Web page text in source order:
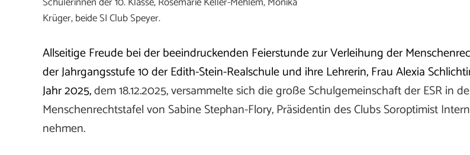
Krüger, beide SI Club Speyer.
Allseitige Freude bei der beeindruckenden Feierstunde zur Verleihung der
der Jahrgangsstufe 10 der Edith-Stein-Realschule und ihre Lehrerin, Frau Alexia
Jahr 2025,dem 18.12.2025, versammelte sich die große Schulgemeinschaft der ESR in
Menschenrechtstafel von Sabine Stephan-Flory, Präsidentin des Clubs Soroptimist
nehmen.